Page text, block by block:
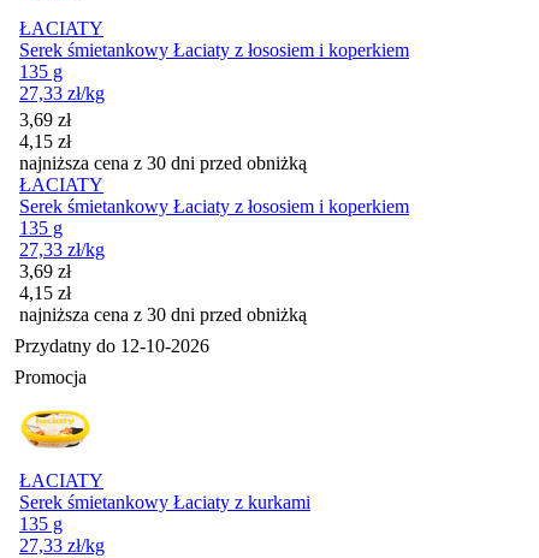
ŁACIATY
Serek śmietankowy Łaciaty z łososiem i koperkiem
135 g
27,33 zł/kg
Cena promocyjna
3,69 zł
4,15 zł
najniższa cena z 30 dni przed obniżką
ŁACIATY
Serek śmietankowy Łaciaty z łososiem i koperkiem
135 g
27,33 zł/kg
Cena promocyjna
3,69 zł
4,15 zł
najniższa cena z 30 dni przed obniżką
Przydatny do 12-10-2026
Promocja
ŁACIATY
Serek śmietankowy Łaciaty z kurkami
135 g
27,33 zł/kg